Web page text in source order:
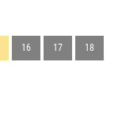
16 17 18